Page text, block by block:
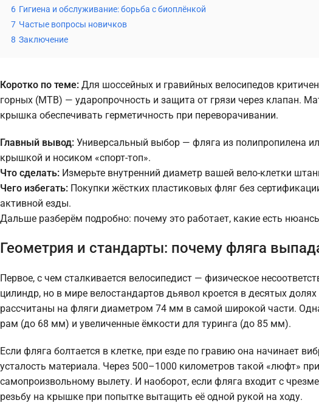
6 Гигиена и обслуживание: борьба с биоплёнкой
7 Частые вопросы новичков
8 Заключение
Коротко по теме: Для шоссейных и гравийных велосипедов
горных (MTB) — ударопрочность и защита от грязи через клапан.
крышка обеспечивать герметичность при переворачивании.
Главный вывод: Универсальный выбор — фляга из полипропилена
крышкой и носиком «спорт-топ».
Что сделать: Измерьте внутренний диаметр вашей вело-клетки
Чего избегать: Покупки жёстких пластиковых фляг без
активной езды.
Дальше разберём подробно: почему это работает, какие есть
Геометрия и стандарты: почему фляга
Первое, с чем сталкивается велосипедист — физическое
цилиндр, но в мире велостандартов дьявол кроется в десятых
рассчитаны на фляги диаметром 74 мм в самой широкой части.
рам (до 68 мм) и увеличенные ёмкости для туринга (до 85 мм).
Если фляга болтается в клетке, при езде по гравию она начинает
усталость материала. Через 500–1000 километров такой «люфт»
самопроизвольному вылету. И наоборот, если фляга входит с
резьбу на крышке при попытке вытащить её одной рукой на ходу.